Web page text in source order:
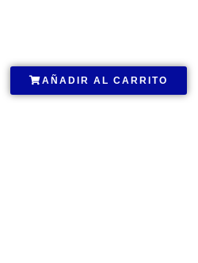
AÑADIR AL CARRITO